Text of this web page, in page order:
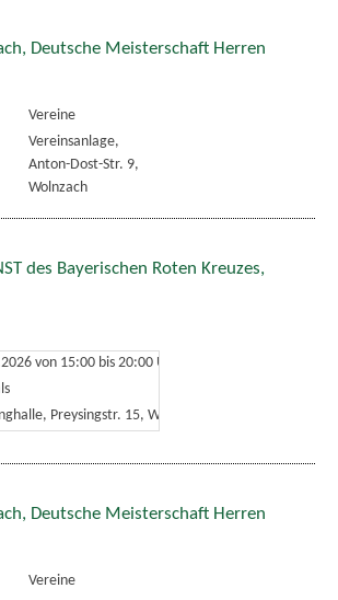
Deutsche Meisterschaft Herren
Vereine
Vereinsanlage,
Anton-Dost-Str. 9,
Wolnzach
des Bayerischen Roten Kreuzes,
von 15:00bis 20:00 Uhr
Preysingstr. 15, Wolnzach
Deutsche Meisterschaft Herren
Vereine